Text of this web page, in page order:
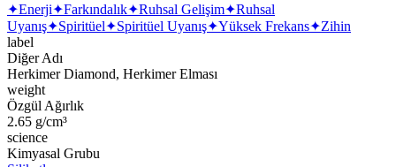
✦Enerji✦Farkındalık✦Ruhsal Gelişim✦Ruhsal
Uyanış✦Spiritüel✦Spiritüel Uyanış✦Yüksek Frekans✦Zihin
label
Diğer Adı
Herkimer Diamond, Herkimer Elması
weight
Özgül Ağırlık
2.65 g/cm³
science
Kimyasal Grubu